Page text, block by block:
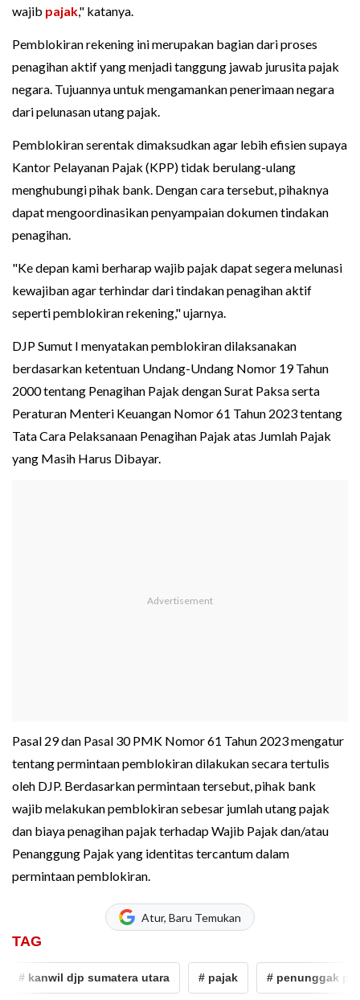
wajib pajak," katanya.
Pemblokiran rekening ini merupakan bagian dari proses
penagihan aktif yang menjadi tanggung jawab jurusita pajak
negara. Tujuannya untuk mengamankan penerimaan negara
dari pelunasan utang pajak.
Pemblokiran serentak dimaksudkan agar lebih efisien supaya
Kantor Pelayanan Pajak (KPP) tidak berulang-ulang
menghubungi pihak bank. Dengan cara tersebut, pihaknya
dapat mengoordinasikan penyampaian dokumen tindakan
penagihan.
"Ke depan kami berharap wajib pajak dapat segera melunasi
kewajiban agar terhindar dari tindakan penagihan aktif
seperti pemblokiran rekening," ujarnya.
DJP Sumut I menyatakan pemblokiran dilaksanakan
berdasarkan ketentuan Undang-Undang Nomor 19 Tahun
2000 tentang Penagihan Pajak dengan Surat Paksa serta
Peraturan Menteri Keuangan Nomor 61 Tahun 2023 tentang
Tata Cara Pelaksanaan Penagihan Pajak atas Jumlah Pajak
yang Masih Harus Dibayar.
Pasal 29 dan Pasal 30 PMK Nomor 61 Tahun 2023 mengatur
tentang permintaan pemblokiran dilakukan secara tertulis
oleh DJP. Berdasarkan permintaan tersebut, pihak bank
wajib melakukan pemblokiran sebesar jumlah utang pajak
dan biaya penagihan pajak terhadap Wajib Pajak dan/atau
Penanggung Pajak yang identitas tercantum dalam
permintaan pemblokiran.
Atur, Baru Temukan
TAG
# kanwil djp sumatera utara # pajak # penunggak pajak